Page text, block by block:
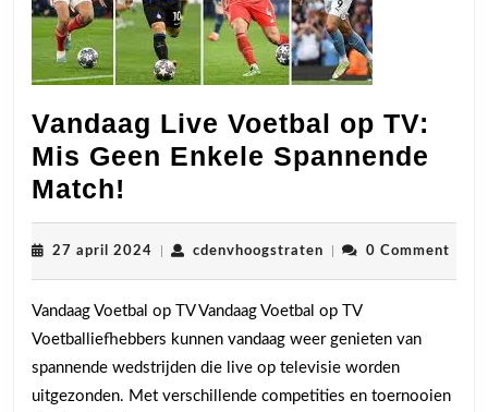
Vandaag Live Voetbal op TV:
Mis Geen Enkele Spannende
Match!
Live
Voetbal
op
TV:
Mis
Geen
27 april 2024 27
cdenvhoogstratencdenvhoogstraten
0 Comment
Vandaag Voetbal op TV Vandaag Voetbal op TV
Voetballiefhebbers kunnen vandaag weer genieten van
spannende wedstrijden die live op televisie worden
uitgezonden. Met verschillende competities en toernooien